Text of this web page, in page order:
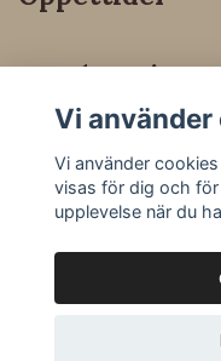
Kundservice
Sociala medier
©
Vi använder
Vi använder
visas för dig och
upplevelse när du